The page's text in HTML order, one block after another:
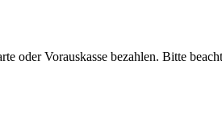
oder Vorauskasse bezahlen. Bitte